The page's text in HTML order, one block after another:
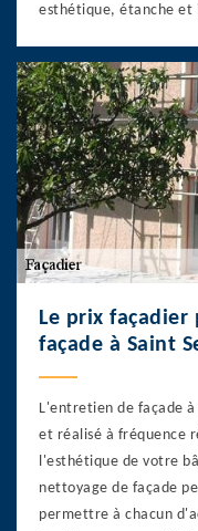
esthétique, étanche et
Le prix
façade à Saint
L'entretien de façade
et réalisé à fréquence
l'esthétique de votre
nettoyage de façade
permettre à chacun